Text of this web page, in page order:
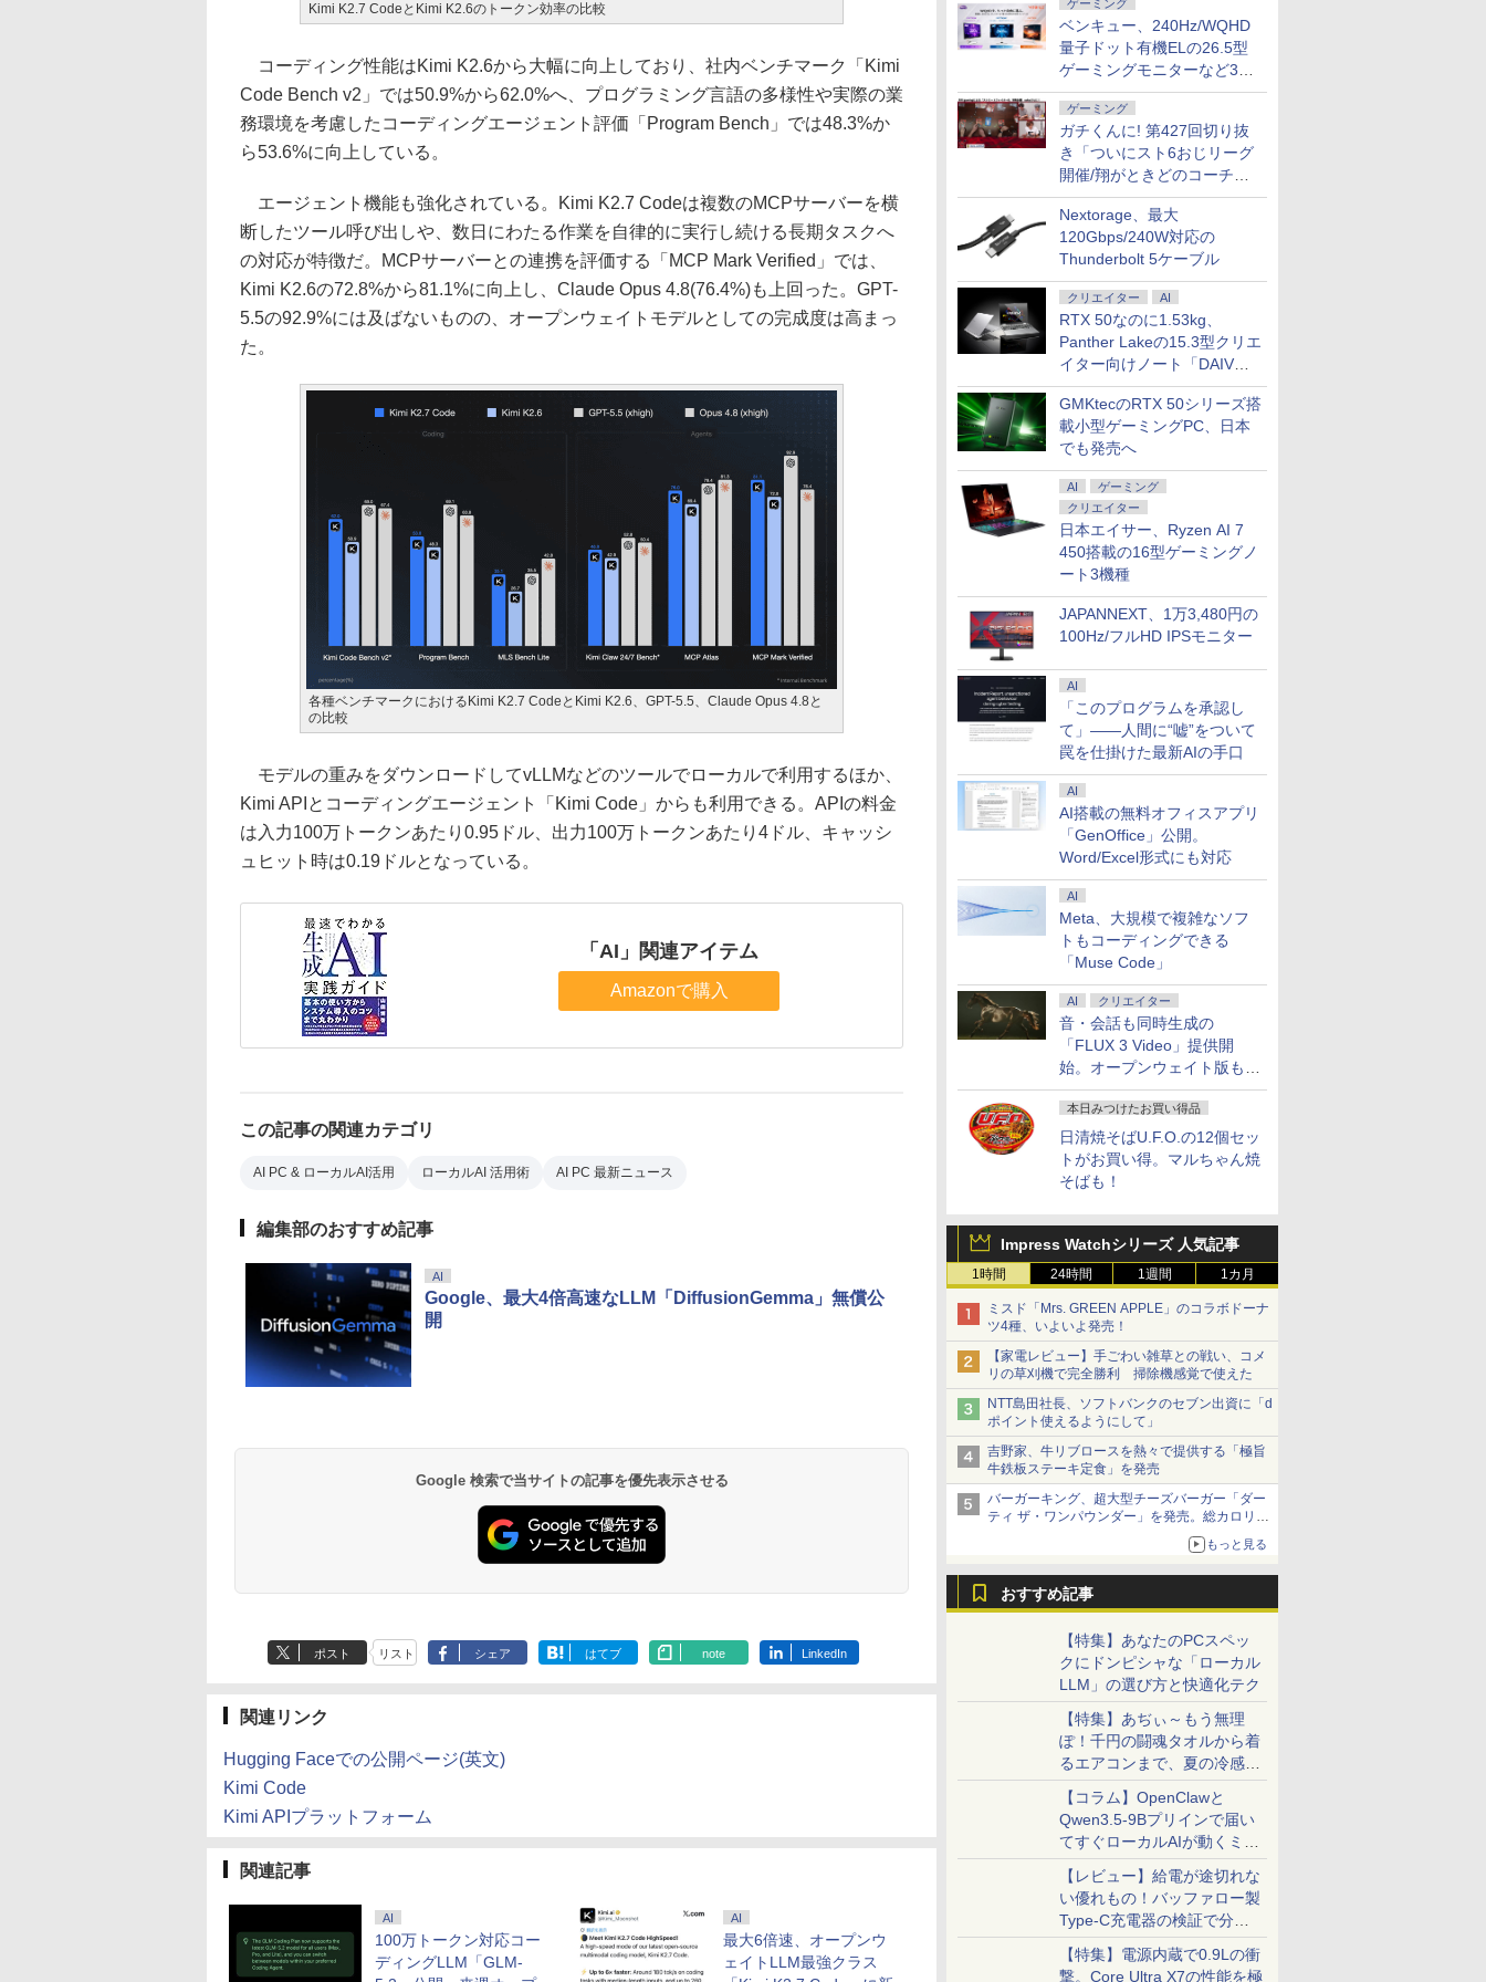
ゲーミング
ベンキュー、240Hz/WQHD
量子ドット有機ELの26.5型
ゲーミングモニターなど3機
種
ゲーミング
ガチくんに! 第427回切り抜
き「ついにスト6おじリーグ
開催/翔がときどのコーチ就
任など」
Nextorage、最大
120Gbps/240W対応の
Thunderbolt 5ケーブル
クリエイター AI
RTX 50なのに1.53kg、
Panther Lakeの15.3型クリエ
イター向けノート「DAIV
Z5」
GMKtecのRTX 50シリーズ搭
載小型ゲーミングPC、日本
でも発売へ
AI
ゲーミング
クリエイター
日本エイサー、Ryzen AI 7
450搭載の16型ゲーミングノ
ート3機種
JAPANNEXT、1万3,480円の
100Hz/フルHD IPSモニター
AI
「このプログラムを承認し
て」――人間に“嘘”をついて
罠を仕掛けた最新AIの手口
AI
AI搭載の無料オフィスアプリ
「GenOffice」公開。
Word/Excel形式にも対応
AI
Meta、大規模で複雑なソフ
トもコーディングできる
「Muse Code」
AI クリエイター
音・会話も同時生成の
「FLUX 3 Video」提供開
始。オープンウェイト版も計
画
本日みつけたお買い得品
日清焼そばU.F.O.の12個セッ
トがお買い得。マルちゃん焼
そばも！
Impress Watchシリーズ 人気記事
1時間 24時間 1週間 1カ月
ミスド「Mrs. GREEN APPLE」のコラボドーナ
ツ4種、いよいよ発売！
【家電レビュー】手ごわい雑草との戦い、コメ
リの草刈機で完全勝利 掃除機感覚で使えた
NTT島田社長、ソフトバンクのセブン出資に「d
ポイント使えるようにして」
吉野家、牛リブロースを熱々で提供する「極旨
牛鉄板ステーキ定食」を発売
バーガーキング、超大型チーズバーガー「ダー
ティ ザ・ワンパウンダー」を発売。総カロリー
もっと見る
おすすめ記事
【特集】あなたのPCスペッ
クにドンピシャな「ローカル
LLM」の選び方と快適化テク
【特集】あぢぃ～もう無理
ぽ！千円の闘魂タオルから着
るエアコンまで、夏の冷感グ
ッズ一挙紹介
【コラム】OpenClawと
Qwen3.5-9Bプリインで届い
てすぐローカルAIが動くミニ
PC「SER9 Pro」
【レビュー】給電が途切れな
い優れもの！バッファロー製
Type-C充電器の検証で分か
ったこと
【特集】電源内蔵で0.9Lの衝
撃。Core Ultra X7の性能を極
Kimi K2.7 CodeとKimi K2.6のトークン効率の比較
コーディング性能はKimi K2.6から大幅に向上しており、社内ベンチマーク「Kimi
Code Bench v2」では50.9%から62.0%へ、プログラミング言語の多様性や実際の業
務環境を考慮したコーディングエージェント評価「Program Bench」では48.3%か
ら53.6%に向上している。
エージェント機能も強化されている。Kimi K2.7 Codeは複数のMCPサーバーを横
断したツール呼び出しや、数日にわたる作業を自律的に実行し続ける長期タスクへ
の対応が特徴だ。MCPサーバーとの連携を評価する「MCP Mark Verified」では、
Kimi K2.6の72.8%から81.1%に向上し、Claude Opus 4.8(76.4%)も上回った。GPT-
5.5の92.9%には及ばないものの、オープンウェイトモデルとしての完成度は高まっ
た。
各種ベンチマークにおけるKimi K2.7 CodeとKimi K2.6、GPT-5.5、Claude Opus 4.8と
の比較
モデルの重みをダウンロードしてvLLMなどのツールでローカルで利用するほか、
Kimi APIとコーディングエージェント「Kimi Code」からも利用できる。APIの料金
は入力100万トークンあたり0.95ドル、出力100万トークンあたり4ドル、キャッシ
ュヒット時は0.19ドルとなっている。
「AI」関連アイテム
Amazonで購入
この記事の関連カテゴリ
AI PC & ローカルAI活用 ローカルAI 活用術 AI PC 最新ニュース
編集部のおすすめ記事
AI
Google、最大4倍高速なLLM「DiffusionGemma」無償公
開
Google 検索で当サイトの記事を優先表示させる
ポスト リスト シェア はてブ note LinkedIn
関連リンク
Hugging Faceでの公開ページ(英文)
Kimi Code
Kimi APIプラットフォーム
関連記事
AI
100万トークン対応コー
ディングLLM「GLM-
AI
最大6倍速、オープンウ
ェイトLLM最強クラス